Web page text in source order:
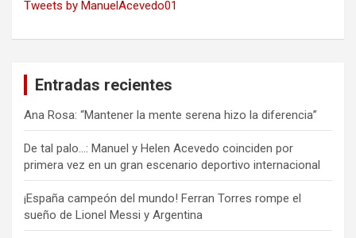
Tweets by ManuelAcevedo01
Entradas recientes
Ana Rosa: “Mantener la mente serena hizo la diferencia”
De tal palo…: Manuel y Helen Acevedo coinciden por
primera vez en un gran escenario deportivo internacional
¡España campeón del mundo! Ferran Torres rompe el
sueño de Lionel Messi y Argentina